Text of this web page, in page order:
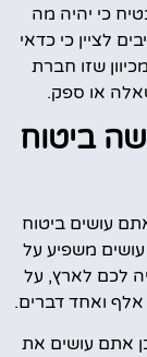
כי יהיה מה
לציין כי כדאי
שזו חברת
או ספק.
ביטוח
עושים ביטוח
משפיע על
לכם לארץ, על
אלף ואחד דברים.
אתם עושים את